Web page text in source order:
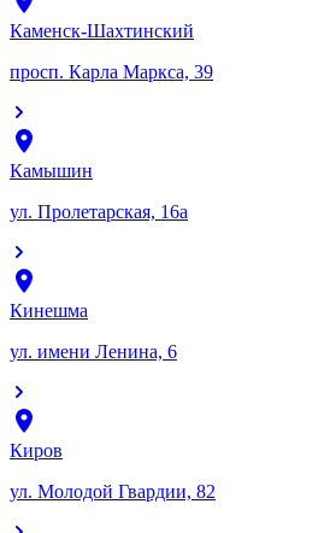
Каменск-Шахтинский
просп. Карла Маркса, 39
Камышин
ул. Пролетарская, 16а
Кинешма
ул. имени Ленина, 6
Киров
ул. Молодой Гвардии, 82